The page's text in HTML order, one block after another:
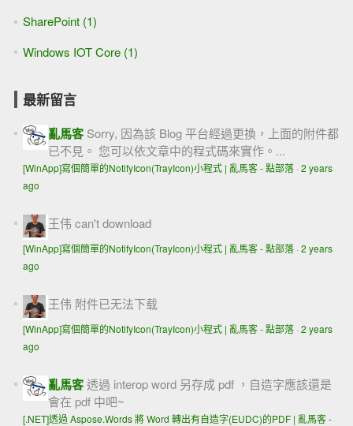
SharePoint (1)
Windows IOT Core (1)
最新留言
亂馬客 Sorry, 因為該 Blog 平台經過更換，上面的附件都
已不見。 您可以依文章中的程式碼來實作。...
[WinApp]寫個簡單的NotifyIcon(TrayIcon)小程式 | 亂馬客 - 點部落· 2 years
ago
王伟 can't download
[WinApp]寫個簡單的NotifyIcon(TrayIcon)小程式 | 亂馬客 - 點部落· 2 years
ago
王伟 附件已无法下载
[WinApp]寫個簡單的NotifyIcon(TrayIcon)小程式 | 亂馬客 - 點部落· 2 years
ago
亂馬客透過 interop word 另存成 pdf ，自造字應該還是
會在 pdf 中吧~
[.NET]透過 Aspose.Words 將 Word 轉出有自造字(EUDC)的PDF | 亂馬客 -